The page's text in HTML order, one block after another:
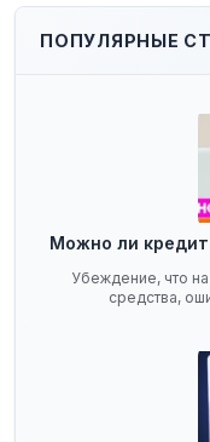
ПОПУЛЯРНЫЕ
Можно ли
Убеждение, что
средства,